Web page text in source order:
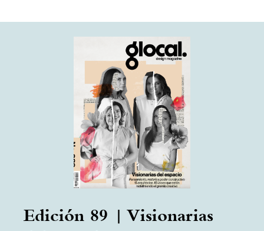
Edición 89 | Visionarias